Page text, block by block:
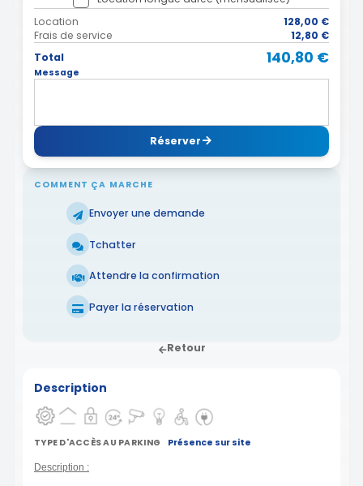
Location
128,00 €
Frais de service
12,80 €
Total
140,80 €
Message
Réserver
COMMENT ÇA MARCHE
Envoyer une demande
Tchatter
Attendre la confirmation
Payer la réservation
Retour
Description
TYPE D'ACCÈS AU PARKING Présence sur site
Description :